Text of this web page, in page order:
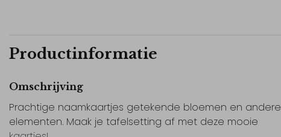
Productinformatie
Omschrijving
Prachtige naamkaartjes getekende bloemen en andere
elementen. Maak je tafelsetting af met deze mooie